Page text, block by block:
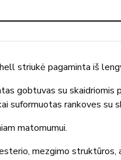
striukė pagaminta iš
gobtuvas su skaidriomis
suformuotas rankoves su
matomumui.
mezgimo struktūros,